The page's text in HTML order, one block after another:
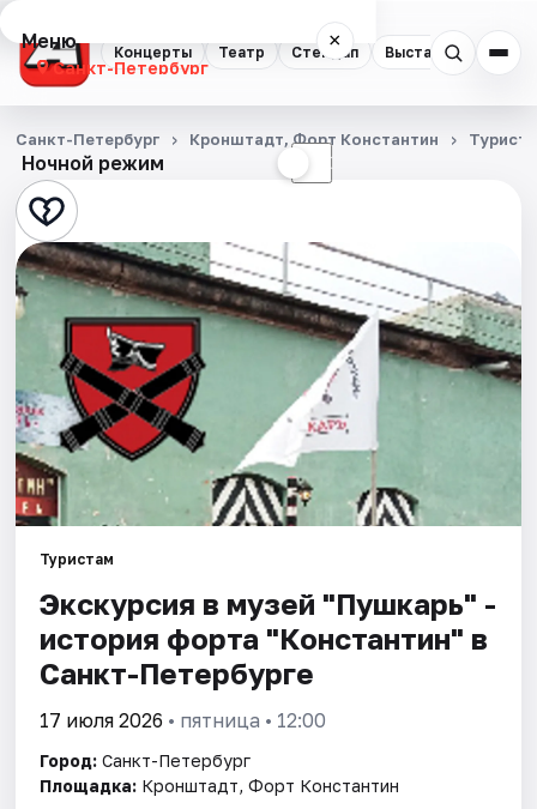
Концерты Театр Стендап Выставки
Меню ×
Санкт-Петербург
Концерты
Театр
Стендап
Выставки
Квесты
Экскурсии
Спорт
События
Города
Площадки
Артисты
Рейтинги
Ночной режим ☾
Санкт-Петербург Кронштадт, Форт Константин
Туристам
Экскурсия в музей "Пушкарь" -
история форта "Константин" в
Санкт-Петербурге
17 июля 2026 • пятница • 12:00
Город: Санкт-Петербург
Площадка: Кронштадт, Форт Константин